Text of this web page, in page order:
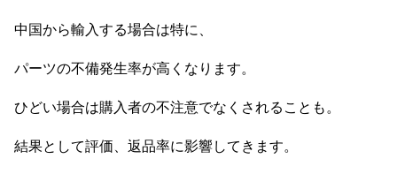
中国から輸入する場合は特に、
パーツの不備発生率が高くなります。
ひどい場合は購入者の不注意でなくされることも。
結果として評価、返品率に影響してきます。